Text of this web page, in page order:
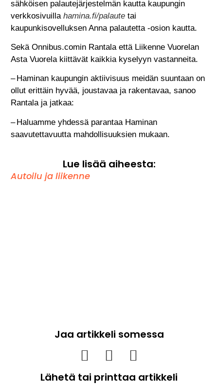
sähköisen palautejärjestelmän kautta kaupungin
verkkosivuillahamina.fi/palaute tai
kaupunkisovelluksen Anna palautetta -osion kautta.
Sekä Onnibus.comin Rantala että Liikenne Vuorelan
Asta Vuorela kiittävät kaikkia kyselyyn vastanneita.
– Haminan kaupungin aktiivisuus meidän suuntaan on
ollut erittäin hyvää, joustavaa ja rakentavaa, sanoo
Rantala ja jatkaa:
– Haluamme yhdessä parantaa Haminan
saavutettavuutta mahdollisuuksien mukaan.
Lue lisää aiheesta:
Autoilu ja liikenne
Jaa artikkeli somessa
Lähetä tai printtaa artikkeli